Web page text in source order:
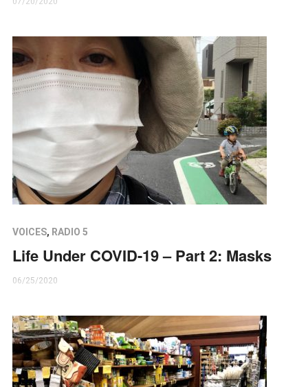
VOICES, RADIO 5
Life Under COVID-19 – Part 2: Masks
06/25/2020